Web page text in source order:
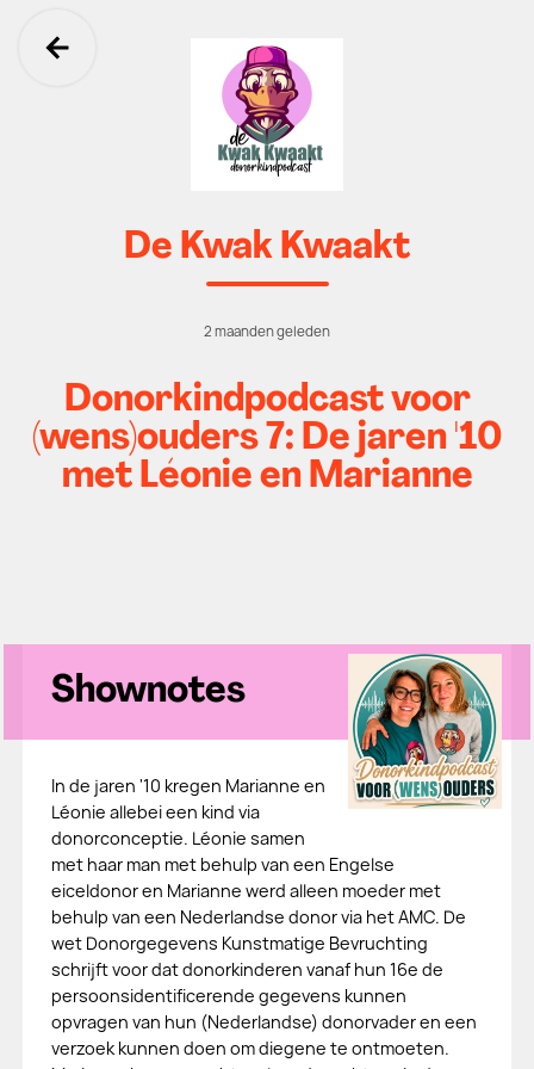
Ga terug
De Kwak Kwaakt
2 maanden geleden
Donorkindpodcast voor
(wens)ouders 7: De jaren '10
met Léonie en Marianne
Shownotes
In de jaren '10 kregen Marianne en
Léonie allebei een kind via
donorconceptie. Léonie samen
met haar man met behulp van een Engelse
eiceldonor en Marianne werd alleen moeder met
behulp van een Nederlandse donor via het AMC. De
wet Donorgegevens Kunstmatige Bevruchting
schrijft voor dat donorkinderen vanaf hun 16e de
persoonsidentificerende gegevens kunnen
opvragen van hun (Nederlandse) donorvader en een
verzoek kunnen doen om diegene te ontmoeten.